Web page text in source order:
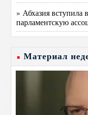
» Абхазия
парламентскую
Материал